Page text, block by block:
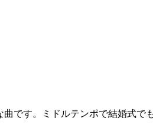
曲です。ミドルテンポで結婚式